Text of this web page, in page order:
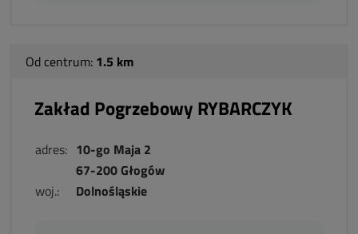
Od centrum: 1.5 km
Zakład Pogrzebowy RYBARCZYK
adres: 10-go Maja 2
67-200 Głogów
woj.:
Dolnośląskie